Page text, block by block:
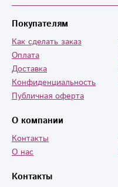
Контакты
Покупателям
Как сделать заказ
Оплата
Доставка
Конфиденциальность
Публичная оферта
О компании
Контакты
О нас